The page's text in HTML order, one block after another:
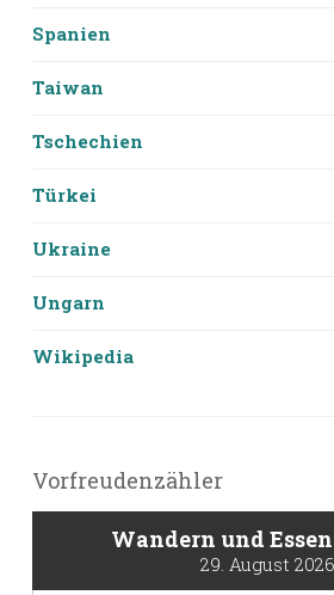
Spanien
Taiwan
Tschechien
Türkei
Ukraine
Ungarn
Wikipedia
Vorfreudenzähler
Wandern und
29. August 2026